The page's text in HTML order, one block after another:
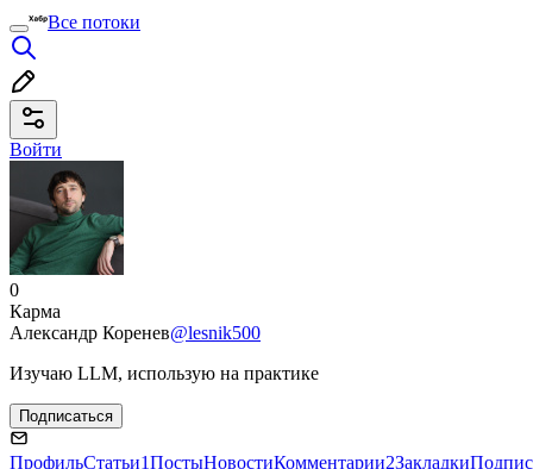
Все потоки
Войти
0
Карма
Александр Коренев@lesnik500
Изучаю LLM, использую на практике
Подписаться
ПрофильСтатьи1ПостыНовостиКомментарии2Закладки